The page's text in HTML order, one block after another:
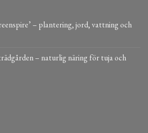
– plantering, jord, vattning och
– naturlig näring för tuja och